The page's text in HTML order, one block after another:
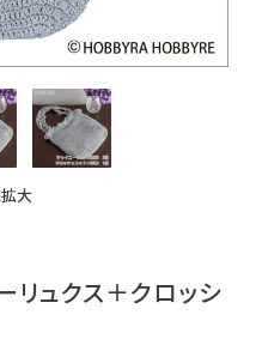
大
リュクス＋クロッシ